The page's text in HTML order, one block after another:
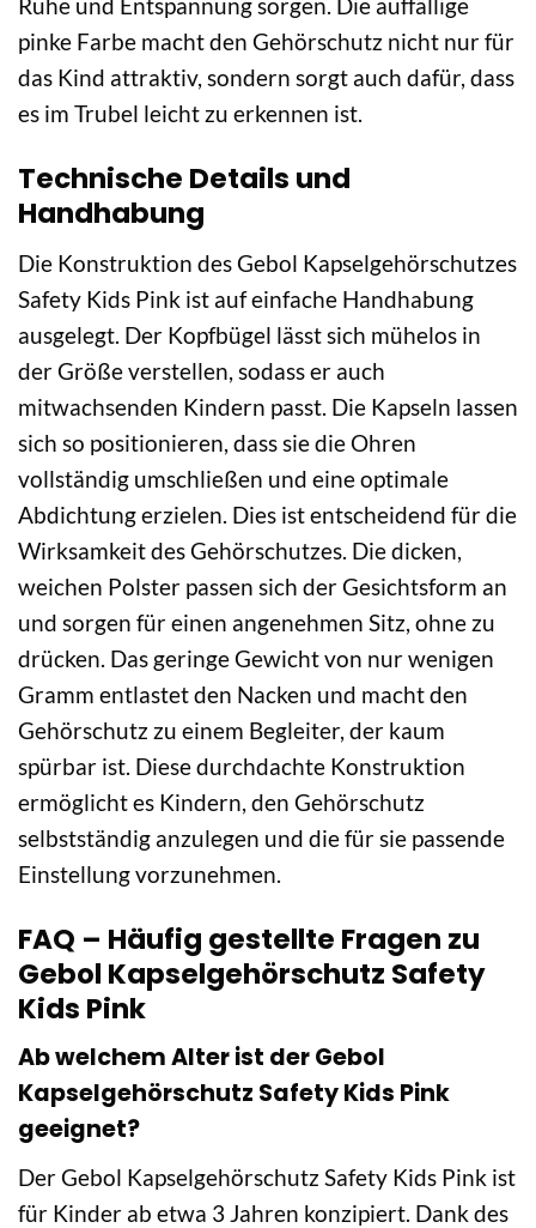
Ruhe und Entspannung sorgen. Die auffällige
pinke Farbe macht den Gehörschutz nicht nur für
das Kind attraktiv, sondern sorgt auch dafür, dass
es im Trubel leicht zu erkennen ist.
Technische Details und
Handhabung
Die Konstruktion des Gebol Kapselgehörschutzes
Safety Kids Pink ist auf einfache Handhabung
ausgelegt. Der Kopfbügel lässt sich mühelos in
der Größe verstellen, sodass er auch
mitwachsenden Kindern passt. Die Kapseln lassen
sich so positionieren, dass sie die Ohren
vollständig umschließen und eine optimale
Abdichtung erzielen. Dies ist entscheidend für die
Wirksamkeit des Gehörschutzes. Die dicken,
weichen Polster passen sich der Gesichtsform an
und sorgen für einen angenehmen Sitz, ohne zu
drücken. Das geringe Gewicht von nur wenigen
Gramm entlastet den Nacken und macht den
Gehörschutz zu einem Begleiter, der kaum
spürbar ist. Diese durchdachte Konstruktion
ermöglicht es Kindern, den Gehörschutz
selbstständig anzulegen und die für sie passende
Einstellung vorzunehmen.
FAQ – Häufig gestellte Fragen zu
Gebol Kapselgehörschutz Safety
Kids Pink
Ab welchem Alter ist der Gebol
Kapselgehörschutz Safety Kids Pink
geeignet?
Der Gebol Kapselgehörschutz Safety Kids Pink ist
für Kinder ab etwa 3 Jahren konzipiert. Dank des